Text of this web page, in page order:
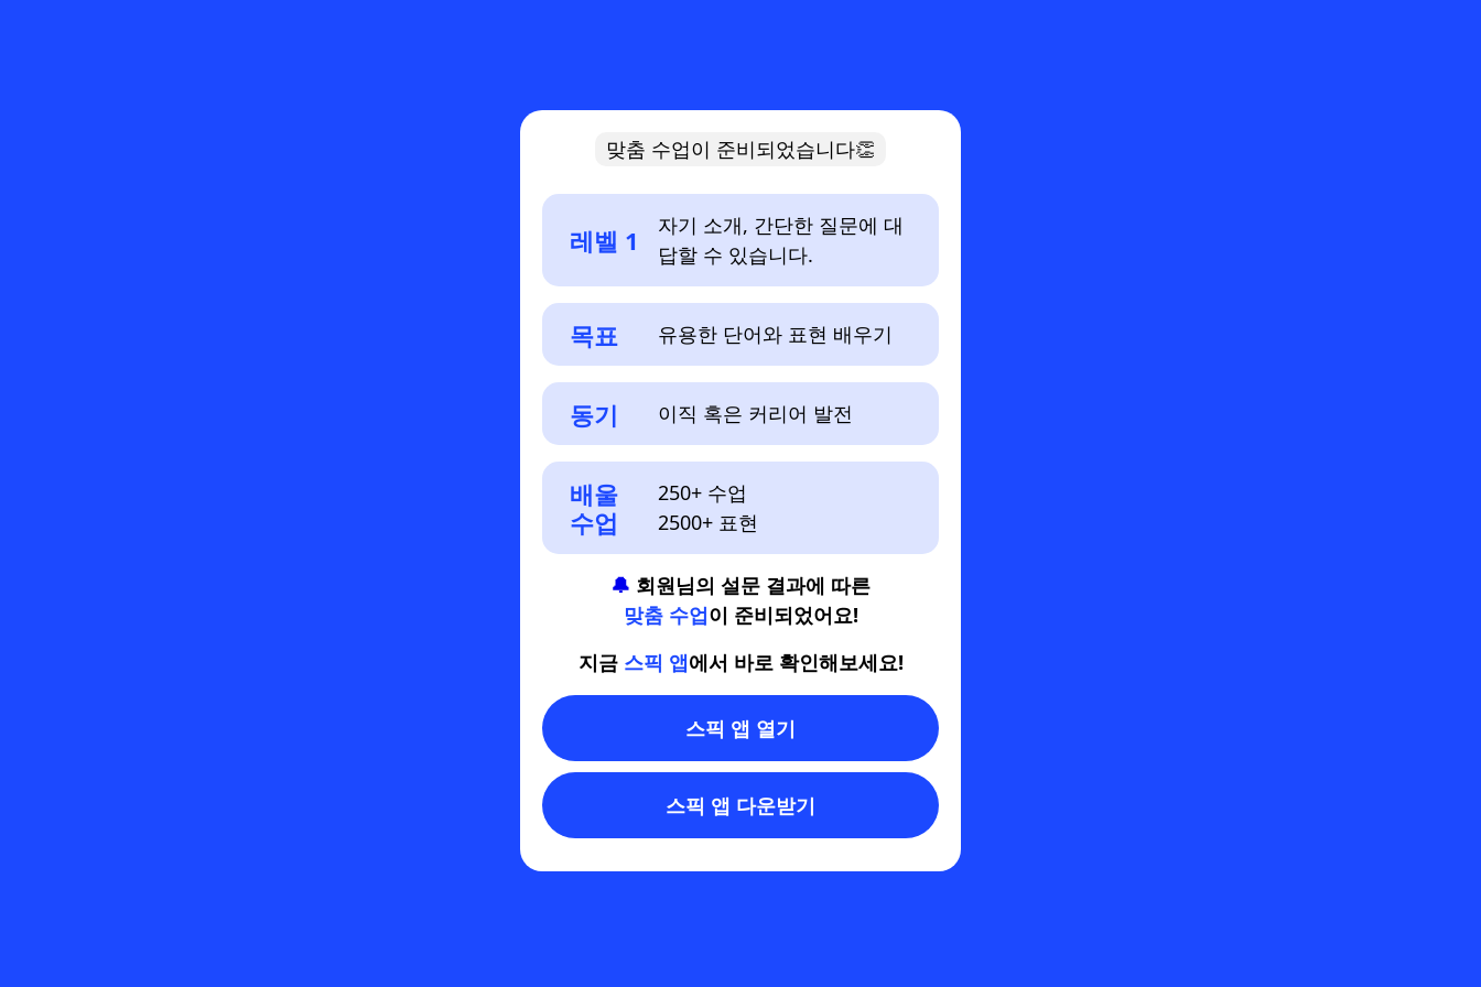
맞춤 수업이 준비되었습니다👏
레벨 1
자기 소개, 간단한 질문에 대
답할 수 있습니다.
목표 유용한 단어와 표현 배우기
동기 이직 혹은 커리어 발전
배울
수업
250+ 수업
2500+ 표현
🔔 회원님의 설문 결과에 따른
맞춤 수업이 준비되었어요!
지금 스픽 앱에서 바로 확인해보세요!
스픽 앱 열기
스픽 앱 다운받기